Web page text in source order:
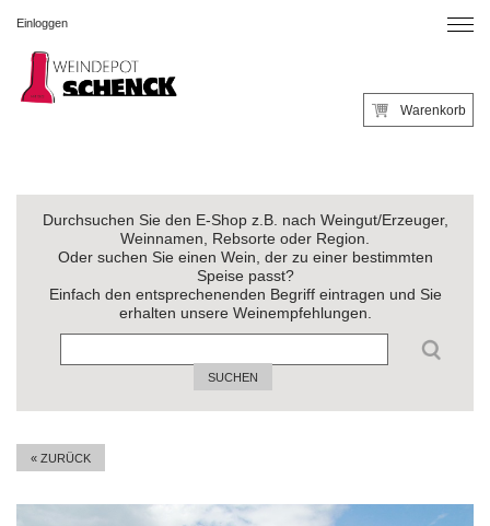
Einloggen
Warenkorb
Durchsuchen Sie den E-Shop z.B. nach Weingut/Erzeuger,
Weinnamen, Rebsorte oder Region.
Oder suchen Sie einen Wein, der zu einer bestimmten
Speise passt?
Einfach den entsprechenenden Begriff eintragen und Sie
erhalten unsere Weinempfehlungen.
SUCHEN
« ZURÜCK